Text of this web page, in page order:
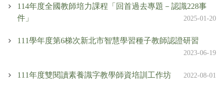
114年度全國教師培力課程「回首過去專題－認識228事
件」
2025-01-20
111學年度第6梯次新北市智慧學習種子教師認證研習
2023-06-19
111年度雙閱讀素養識字教學師資培訓工作坊 2022-08-01